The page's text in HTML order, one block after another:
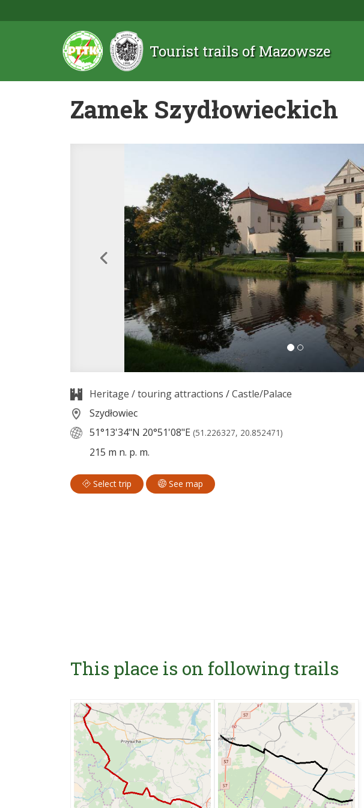
Tourist trails of Mazowsze
Zamek Szydłowieckich
Heritage / touring attractions /Castle/Palace
Szydłowiec
51°13'34"N 20°51'08"E (51.226327, 20.852471)
215 m n. p. m.
Select trip See map
This place is on following trails